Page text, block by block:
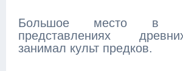
Большое место в
представлениях
занимал культ предков.